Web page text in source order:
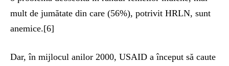
mult de jumătate din care (56%), potrivit HRLN, sunt
anemice.[6]
Dar, în mijlocul anilor 2000, USAID a început să caute